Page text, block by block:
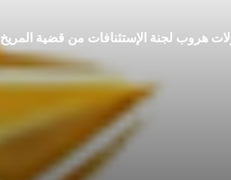
هروب لجنة الإستئنافات من قضية المريخ